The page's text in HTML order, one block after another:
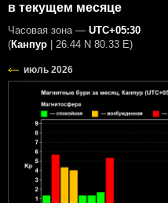
в текущем месяце
Часовая зона — UTC+05:30
(Канпур 26.44 N 80.33 E)